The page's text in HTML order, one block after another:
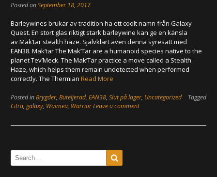
Posted onSeptember 18, 2017
Barleywines brukar av tradition ha ett coolt namn från Galaxy
Quest. En stort glas riktigt stark barleywine kan ge en känsla
av Mak’tar stealth haze. Självklart även denna syresatt med
EAN38. Mak’tar The Mak’Tar are a humanoid species native to the
planet Tev’Meck. The Mak’Tar practice a move called a Stealth
Haze, which helps them remain undetected when performed
correctly. The Thermian Read More
Posted inBrygder, Buteljerad, EAN38, Slut på lager, Uncategorized
Tagged
Citra, galaxy, Waimea, WarriorLeave a comment